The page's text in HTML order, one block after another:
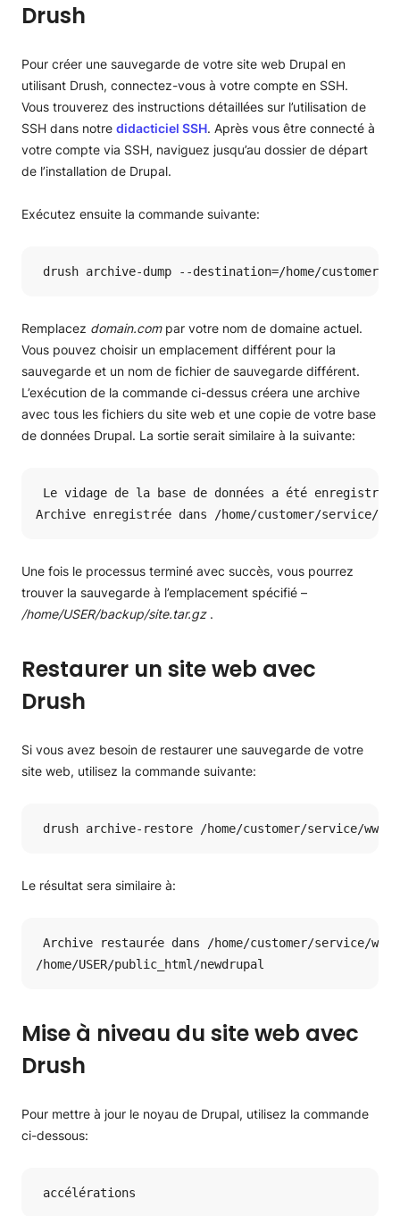
Drush
Pour créer une sauvegarde de votre site web Drupal en
utilisant Drush, connectez-vous à votre compte en SSH.
Vous trouverez des instructions détaillées sur l’utilisation de
SSH dans notre didacticiel SSH. Après vous être connecté à
votre compte via SSH, naviguez jusqu’au dossier de départ
de l’installation de Drupal.
Exécutez ensuite la commande suivante:
drush archive-dump --destination=/home/customer/
Remplacez domain.com par votre nom de domaine actuel.
Vous pouvez choisir un emplacement différent pour la
sauvegarde et un nom de fichier de sauvegarde différent.
L’exécution de la commande ci-dessus créera une archive
avec tous les fichiers du site web et une copie de votre base
de données Drupal. La sortie serait similaire à la suivante:
Le vidage de la base de données a été enregistré
Archive enregistrée dans /home/customer/service/
Une fois le processus terminé avec succès, vous pourrez
trouver la sauvegarde à l’emplacement spécifié –
/home/USER/backup/site.tar.gz .
Restaurer un site web avec
Drush
Si vous avez besoin de restaurer une sauvegarde de votre
site web, utilisez la commande suivante:
drush archive-restore /home/customer/service/
Le résultat sera similaire à:
Archive restaurée dans /home/customer/service/
/home/USER/public_html/newdrupal
Mise à niveau du site web avec
Drush
Pour mettre à jour le noyau de Drupal, utilisez la commande
ci-dessous:
accélérations